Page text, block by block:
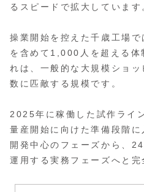
るスピードで拡大しています
操業開始を控えた千歳工場
を含めて1,000人を超える体
れは、一般的な大規模ショ
数に匹敵する規模です。
2025年に稼働した試作ライ
量産開始に向けた準備段階
開発中心のフェーズから、
運用する実務フェーズへと完